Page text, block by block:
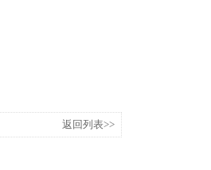
返回列表>>